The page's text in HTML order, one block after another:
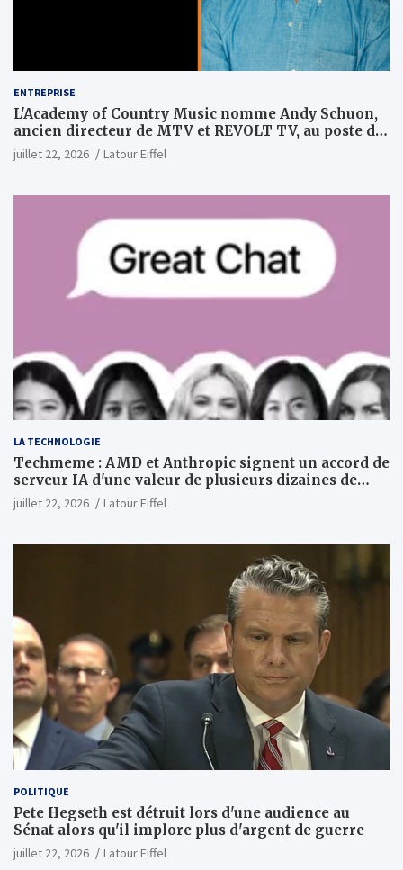
ENTREPRISE
L'Academy of Country Music nomme Andy Schuon,
ancien directeur de MTV et REVOLT TV, au poste de
PDG
juillet 22, 2026 Latour Eiffel
LA TECHNOLOGIE
Techmeme : AMD et Anthropic signent un accord de
serveur IA d'une valeur de plusieurs dizaines de
milliards ; Anthropic achètera jusqu'à 2 GW de puces
MI450 à partir du premier semestre 2027 et AMD
(Wall Street Journal)
juillet 22, 2026 Latour Eiffel
POLITIQUE
Pete Hegseth est détruit lors d'une audience au
Sénat alors qu'il implore plus d'argent de guerre
juillet 22, 2026 Latour Eiffel